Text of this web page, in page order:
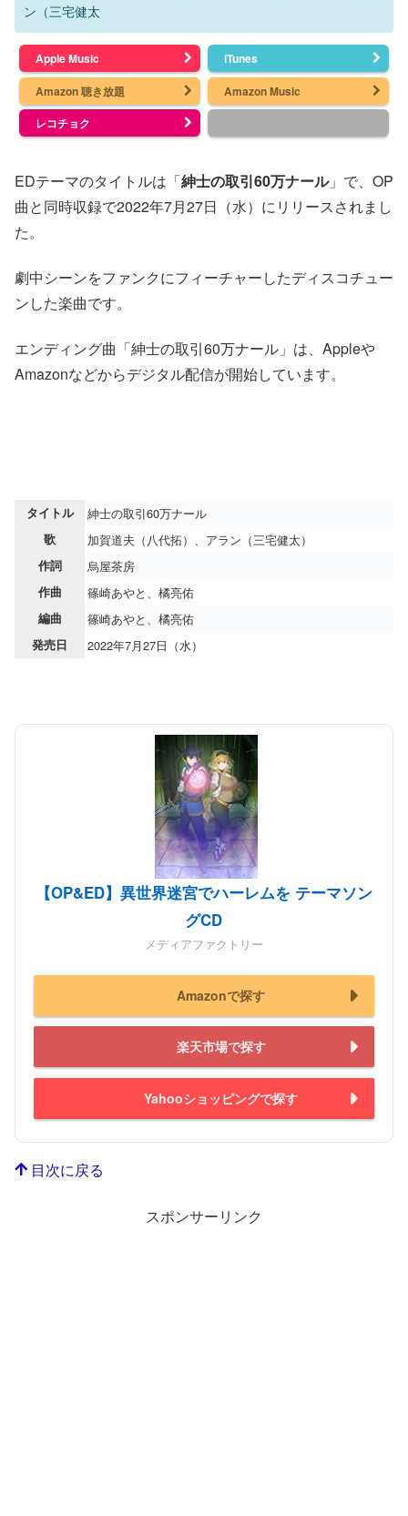
ン（三宅健太
Apple Music
iTunes
Amazon 聴き放題
Amazon Music
レコチョク
EDテーマのタイトルは「紳士の取引60万ナール」で、OP
曲と同時収録で2022年7月27日（水）にリリースされまし
た。
劇中シーンをファンクにフィーチャーしたディスコチュー
ンした楽曲です。
エンディング曲「紳士の取引60万ナール」は、Appleや
Amazonなどからデジタル配信が開始しています。
タイトル 紳士の取引60万ナール
歌 加賀道夫（八代拓）、アラン（三宅健太）
作詞 烏屋茶房
作曲 篠崎あやと、橘亮佑
編曲 篠崎あやと、橘亮佑
発売日 2022年7月27日（水）
【OP&ED】異世界迷宮でハーレムを テーマソン
グCD
メディアファクトリー
Amazonで探す
楽天市場で探す
Yahooショッピングで探す
目次に戻る
スポンサーリンク